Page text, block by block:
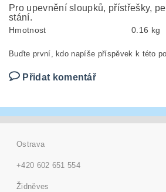
Pro upevnění sloupků, přístřešky,
stání.
Hmotnost 0.16 kg
Buďte první, kdo napíše příspěvek k této
Přidat komentář
Ostrava
+420 602 651 554
Židněves